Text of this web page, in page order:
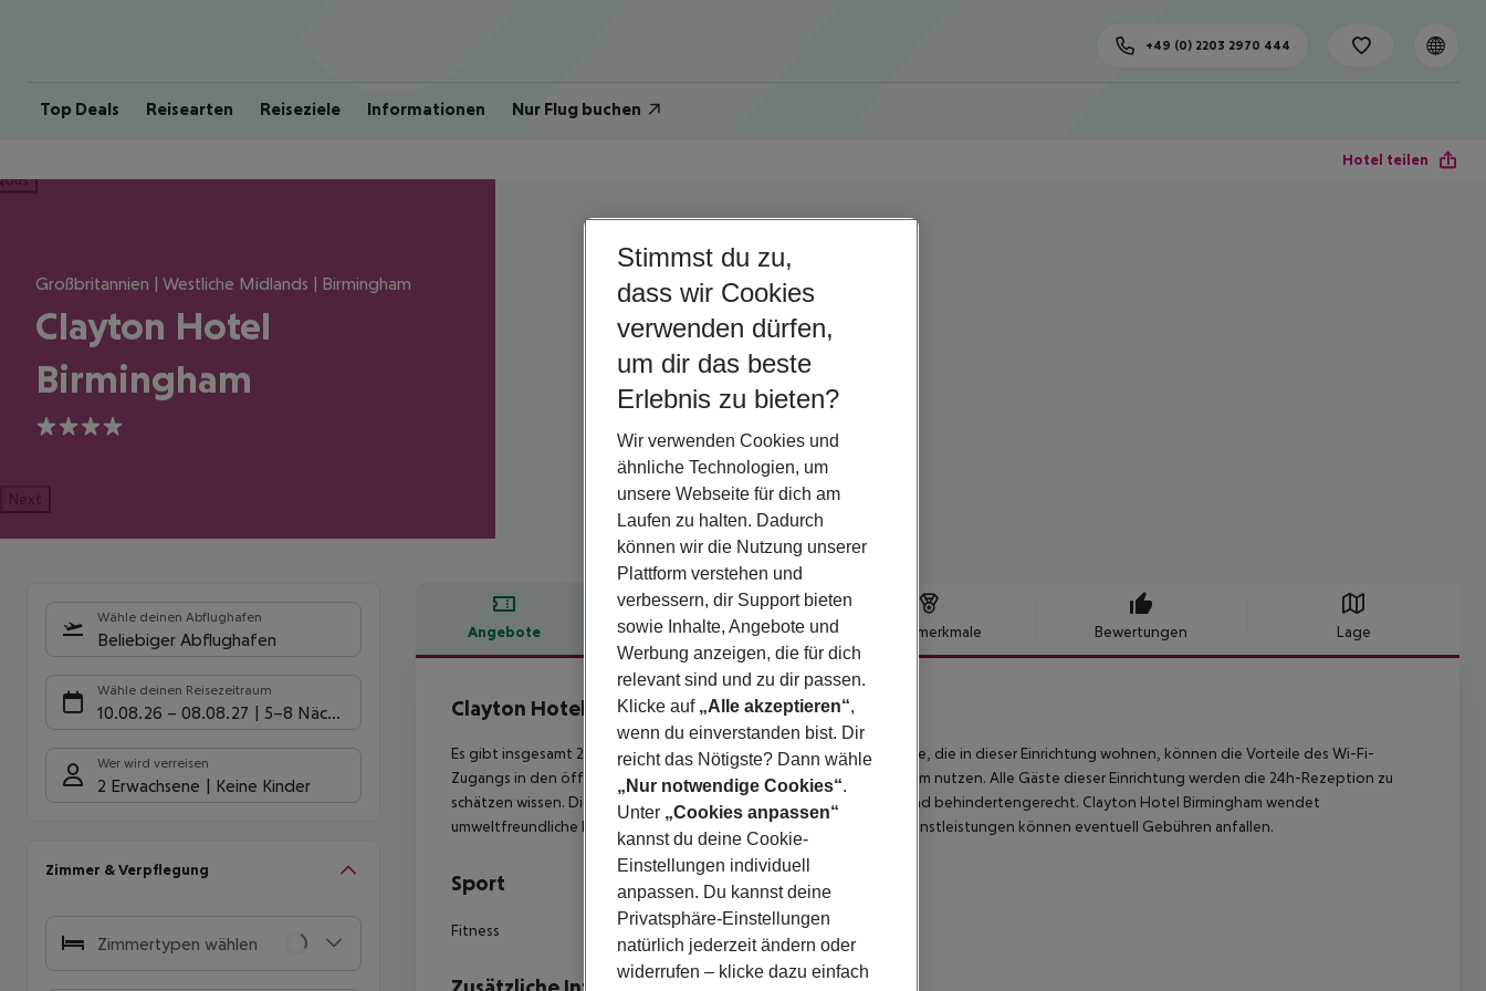
Top Deals Reisearten Reiseziele Informationen Nur Flug buchen
+49 (0) 2203 2970 444
Hotel teilen
Großbritannien | Westliche Midlands | Birmingham
Clayton Hotel
Birmingham
4
Next
Wähle deinen Abflughafen
Beliebiger Abflughafen
Wähle deinen Reisezeitraum
10.08.26 – 08.08.27 5-8 Nächte
Wer wird verreisen
2 Erwachsene Keine Kinder
Zimmer & Verpflegung
Zimmertypen wählen
Angebote Hotelbeschreibung Hotelmerkmale Bewertungen Lage
Hotelbeschreibung
Clayton Hotel Birmingham
4
Es gibt insgesamt 218 Gästezimmer im Clayton Hotel Birmingham. Alle, die in dieser Einrichtung wohnen, können die Vorteile des Wi-Fi-
Zugangs in den öffentlichen Bereichen des Clayton Hotel Birmingham nutzen. Alle Gäste dieser Einrichtung werden die 24h-Rezeption zu
schätzen wissen. Die Gemeinschaftsbereiche in dieser Einrichtung sind behindertengerecht. Clayton Hotel Birmingham wendet
umweltfreundliche Praktiken an. Für einige der vorher genannten Dienstleistungen können eventuell Gebühren anfallen.
Sport
Fitness
Stimmst du zu,
dass wir Cookies
verwenden dürfen,
um dir das beste
Erlebnis zu bieten?
Wir verwenden Cookies und
ähnliche Technologien, um
unsere Webseite für dich am
Laufen zu halten. Dadurch
können wir die Nutzung unserer
Plattform verstehen und
verbessern, dir Support bieten
sowie Inhalte, Angebote und
Werbung anzeigen, die für dich
relevant sind und zu dir passen.
Klicke auf „Alle akzeptieren“,
wenn du einverstanden bist. Dir
reicht das Nötigste? Dann wähle
„Nur notwendige Cookies“.
Unter „Cookies anpassen“
kannst du deine Cookie-
Einstellungen individuell
anpassen. Du kannst deine
Privatsphäre-Einstellungen
natürlich jederzeit ändern oder
widerrufen – klicke dazu einfach